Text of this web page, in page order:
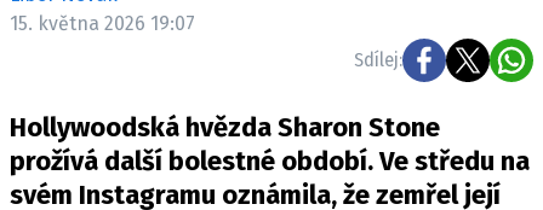
Pošlete e-mail na newsbox.cz
REDAKCE
KONTAKT
VYDAVATEL
15. května 2026 19:07
Sdílej:
Hollywoodská hvězda Sharon Stone
prožívá další bolestné období. Ve středu na
svém Instagramu oznámila, že zemřel její